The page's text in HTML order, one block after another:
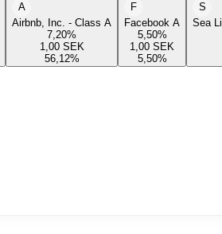
A
Airbnb, Inc. - Class A
7,20%
1,00 SEK
56,12%
F
Facebook A
5,50%
1,00 SEK
5,50%
S
Sea